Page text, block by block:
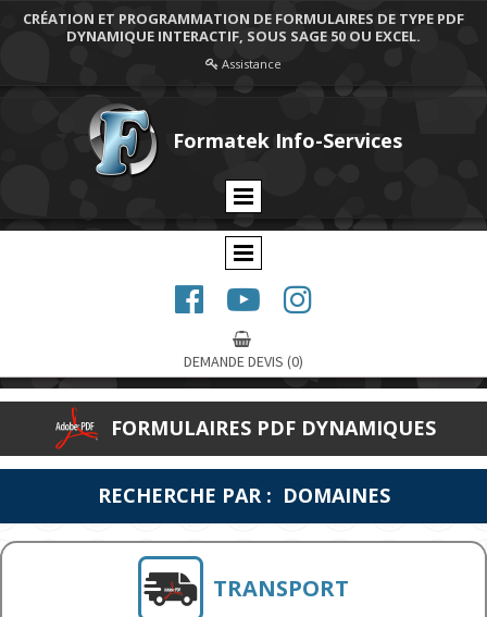
CRÉATION ET PROGRAMMATION DE FORMULAIRES DE TYPE PDF
DYNAMIQUE INTERACTIF, SOUS SAGE 50 OU EXCEL.
Assistance
Formatek Info-Services
  

DEMANDE DEVIS (0)
FORMULAIRES PDF DYNAMIQUES
RECHERCHE PAR : DOMAINES
TRANSPORT